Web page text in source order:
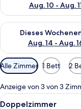
Aug. 10 - Aug.
Dieses
Aug. 14 - Aug.
Überprüfe die
Verfügbare
Filter
für
Zimmer
Alle Zimmer 1 Bett 2
Anzeige von 3 von 3
Alle9
Doppelzimmer